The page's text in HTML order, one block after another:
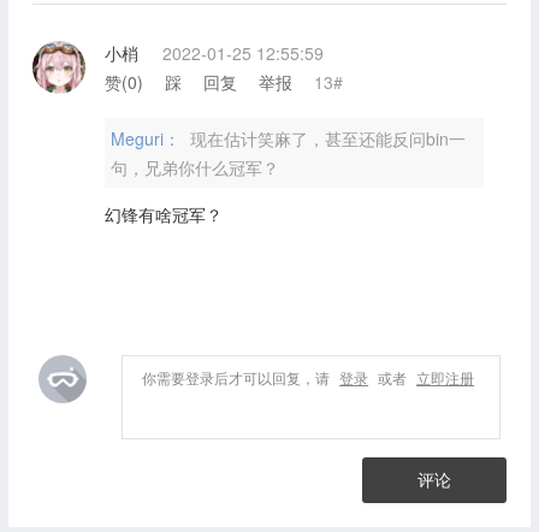
小梢
2022-01-25 12:55:59
赞(0) 踩 回复 举报 13#
Meguri：
现在估计笑麻了，甚至还能反问bin一
句，兄弟你什么冠军？
幻锋有啥冠军？
你需要登录后才可以回复，请 登录 或者 立即注册
评论